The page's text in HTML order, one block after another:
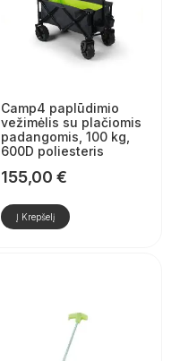
Camp4 paplūdimio
vežimėlis su plačiomis
padangomis, 100 kg,
600D poliesteris
155,00 €
Į Krepšelį